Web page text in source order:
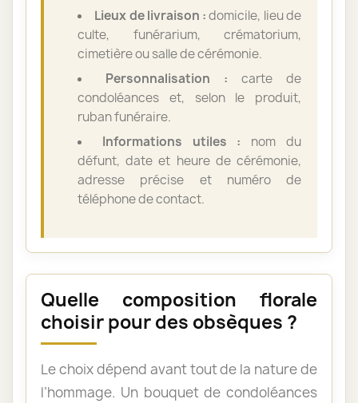
Lieux de livraison :domicile, lieu de
culte, funérarium, crématorium,
cimetière ou salle de cérémonie.
Personnalisation : carte de
condoléances et, selon le produit,
ruban funéraire.
Informations utiles : nom du
défunt, date et heure de cérémonie,
adresse précise et numéro de
téléphone de contact.
Quelle composition florale
choisir pour des obsèques ?
Le choix dépend avant tout de la nature de
l’hommage. Un bouquet de condoléances